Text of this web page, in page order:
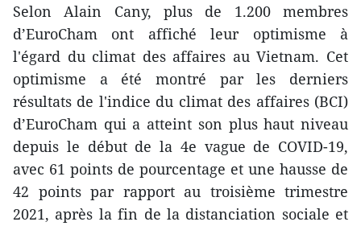
Selon Alain Cany, plus de 1.200 membres
d’EuroCham ont affiché leur optimisme à
l'égard du climat des affaires au Vietnam. Cet
optimisme a été montré par les derniers
résultats de l'indice du climat des affaires (BCI)
d’EuroCham qui a atteint son plus haut niveau
depuis le début de la 4e vague de COVID-19,
avec 61 points de pourcentage et une hausse de
42 points par rapport au troisième trimestre
2021, après la fin de la distanciation sociale et